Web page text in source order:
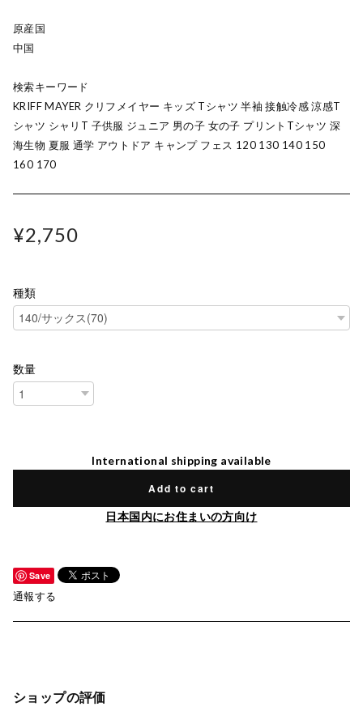
原産国
中国
検索キーワード
KRIFF MAYER クリフメイヤー キッズ Tシャツ 半袖 接触冷感 涼感T
シャツ シャリT 子供服 ジュニア 男の子 女の子 プリントTシャツ 深
海生物 夏服 通学 アウトドア キャンプ フェス 120 130 140 150
160 170
¥2,750
種類
数量
International shipping available
Add to cart
日本国内にお住まいの方向け
Save
通報する
ショップの評価